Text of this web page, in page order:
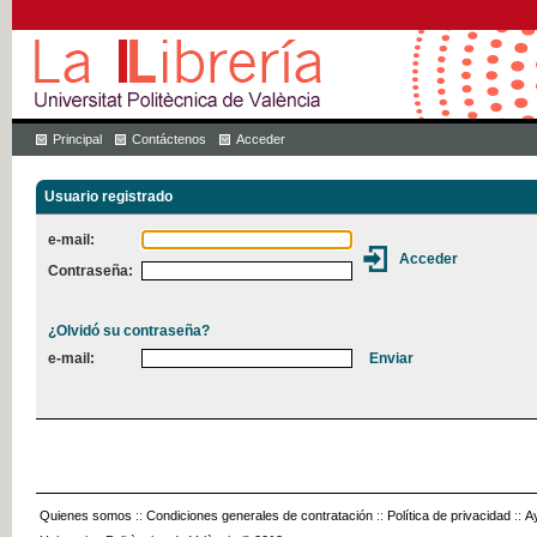
Principal Contáctenos Acceder
Usuario registrado
e-mail:
Contraseña:
¿Olvidó su contraseña?
e-mail:
Quienes somos :: Condiciones generales de contratación :: Política de privacidad ::